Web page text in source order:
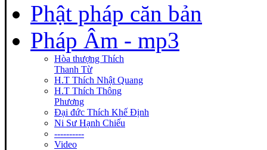
Phật pháp căn bản
Pháp Âm - mp3
Hòa thượng Thích
Thanh Từ
H.T Thích Nhật Quang
H.T Thích Thông
Phương
Đại đức Thích Khế Định
Ni Sư Hạnh Chiếu
----------
Video